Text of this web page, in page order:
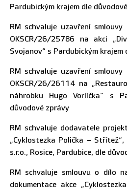
Pardubickým krajem dle
RM schvaluje uzavření
OKSCR/26/25786 na akci
Svojanov“ s Pardubickým krajem
RM schvaluje uzavření
OKSCR/26/26114 na
náhrobku Hugo Vorlíčka“ s
důvodové zprávy
RM schvaluje dodavatele
„Cyklostezka Polička – Střítež“,
s.r.o., Rosice, Pardubice, dle
RM schvaluje smlouvu o dílo
dokumentace akce